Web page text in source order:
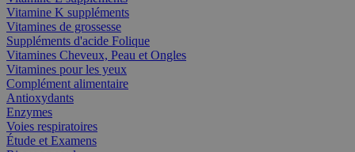
Vitamine K suppléments
Vitamines de grossesse
Suppléments d'acide Folique
Vitamines Cheveux, Peau et Ongles
Vitamines pour les yeux
Complément alimentaire
Antioxydants
Enzymes
Voies respiratoires
Étude et Examens